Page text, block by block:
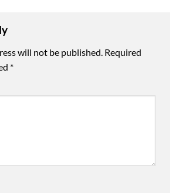
will not be published. Required
*